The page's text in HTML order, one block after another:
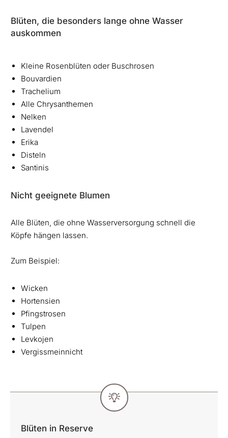
Blüten, die besonders lange ohne Wasser
auskommen
Kleine Rosenblüten oder Buschrosen
Bouvardien
Trachelium
Alle Chrysanthemen
Nelken
Lavendel
Erika
Disteln
Santinis
Nicht geeignete Blumen
Alle Blüten, die ohne Wasserversorgung schnell die
Köpfe hängen lassen.
Zum Beispiel:
Wicken
Hortensien
Pfingstrosen
Tulpen
Levkojen
Vergissmeinnicht
Blüten in Reserve